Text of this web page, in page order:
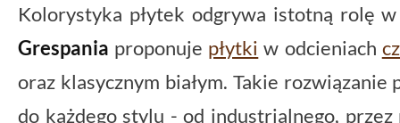
Kolorystyka płytek odgrywa istotną rolę
Grespania proponuje płytki w odcieniach
oraz klasycznym białym. Takie rozwiązanie
do każdego stylu - od industrialnego,